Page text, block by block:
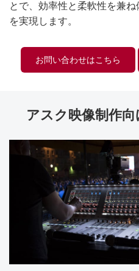
とで、効率性と柔軟性を兼
を実現します。
お問い合わせはこちら
アスク映像制作